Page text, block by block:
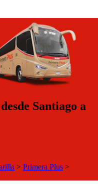
Santiago a
> Primera Plus >